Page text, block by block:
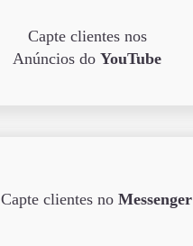
Capte clientes nos
Anúncios doYouTube
Capte clientes no Messenger